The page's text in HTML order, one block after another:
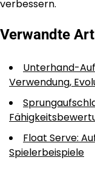
verbessern.
Verwandte
Unterhand-
Verwendung,
Float Serve:
Spielerbeispiele